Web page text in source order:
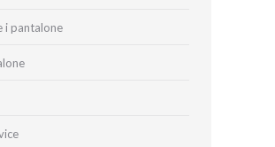
i pantalone